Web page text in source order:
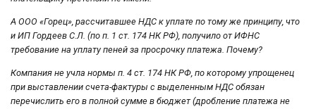
А ООО «Горец», рассчитавшее НДС к уплате по тому же принципу, что
и ИП Гордеев С.Л. (по п. 1 ст. 174 НК РФ), получило от ИФНС
требование на уплату пеней за просрочку платежа. Почему?
Компания не учла нормы п. 4 ст. 174 НК РФ, по которому упрощенец
при выставлении счета-фактуры с выделенным НДС обязан
перечислить его в полной сумме в бюджет (дробление платежа не